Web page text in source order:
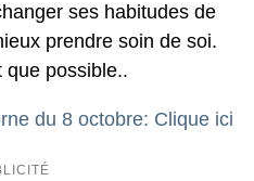
ses habitudes de
prendre soin de soi.
que possible..
du 8 octobre: Clique ici